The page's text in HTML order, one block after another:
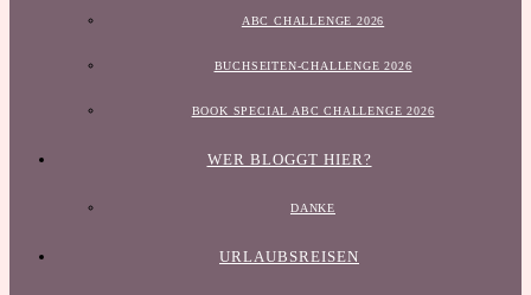
ABC CHALLENGE 2026
BUCHSEITEN-CHALLENGE 2026
BOOK SPECIAL ABC CHALLENGE 2026
WER BLOGGT HIER?
DANKE
URLAUBSREISEN